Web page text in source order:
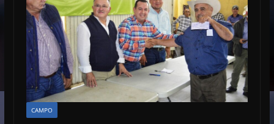
CAMPO